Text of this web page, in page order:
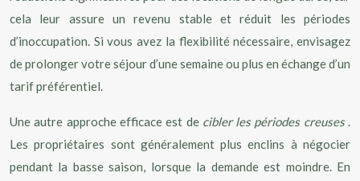
cela leur assure un revenu stable et réduit les périodes
d’inoccupation. Si vous avez la flexibilité nécessaire, envisagez
de prolonger votre séjour d’une semaine ou plus en échange d’un
tarif préférentiel.
Une autre approche efficace est de cibler les périodes creuses.
Les propriétaires sont généralement plus enclins à négocier
pendant la basse saison, lorsque la demande est moindre. En